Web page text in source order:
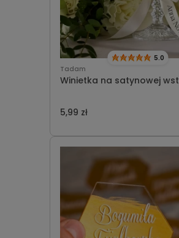
Tadam
Winietka na satynowej
5.0
5,99 zł